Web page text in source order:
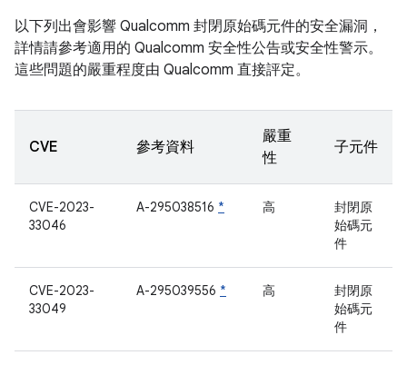
以下列出會影響 Qualcomm 封閉原始碼元件的安全漏洞，
詳情請參考適用的 Qualcomm 安全性公告或安全性警示。
這些問題的嚴重程度由 Qualcomm 直接評定。
CVE 參考資料
嚴重
性
子元件
CVE-2023-
33046
A-295038516 * 高
封閉原
始碼元
件
CVE-2023-
33049
A-295039556 * 高
封閉原
始碼元
件